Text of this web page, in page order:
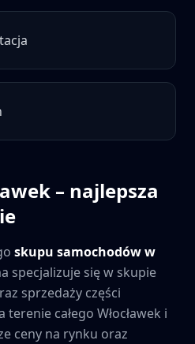
– najlepsza
skupu samochodów w
specjalizuje się w skupie
sprzedaży części
terenie całego Włocławek i
ceny na rynku oraz